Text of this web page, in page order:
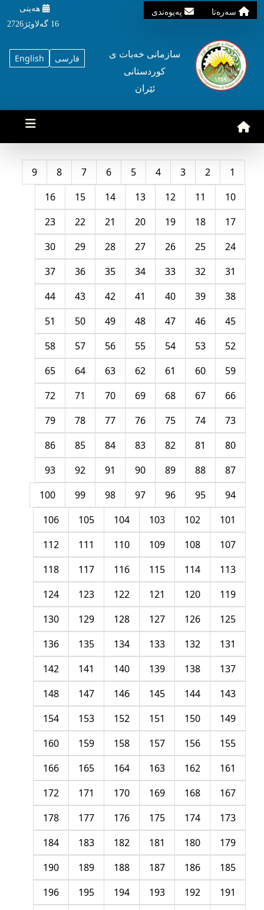
سه‌ره‌تا په‌یوه‌ندی
هه‌ینی
16 گه‌لاوێژ2726
English فارسی
سازمانی خه‌بات ی
کوردستانی
ئێران
1
2
3
4
5
6
7
8
9
10
11
12
13
14
15
16
17
18
19
20
21
22
23
24
25
26
27
28
29
30
31
32
33
34
35
36
37
38
39
40
41
42
43
44
45
46
47
48
49
50
51
52
53
54
55
56
57
58
59
60
61
62
63
64
65
66
67
68
69
70
71
72
73
74
75
76
77
78
79
80
81
82
83
84
85
86
87
88
89
90
91
92
93
94
95
96
97
98
99
100
101
102
103
104
105
106
107
108
109
110
111
112
113
114
115
116
117
118
119
120
121
122
123
124
125
126
127
128
129
130
131
132
133
134
135
136
137
138
139
140
141
142
143
144
145
146
147
148
149
150
151
152
153
154
155
156
157
158
159
160
161
162
163
164
165
166
167
168
169
170
171
172
173
174
175
176
177
178
179
180
181
182
183
184
185
186
187
188
189
190
191
192
193
194
195
196